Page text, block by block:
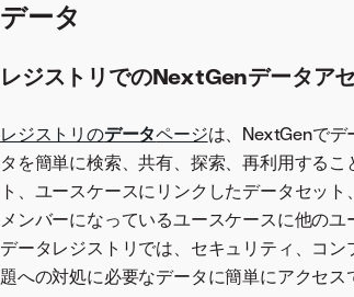
データ
レジストリでのNextGenデータア
レジストリのデータページは、NextGenでデ
タを簡単に検索、共有、探索、再利用する
ト、ユースケースにリンクしたデータセッ
メンバーになっているユースケースに他の
データレジストリでは、セキュリティ、コ
題への対処に必要なデータに簡単にアクセス